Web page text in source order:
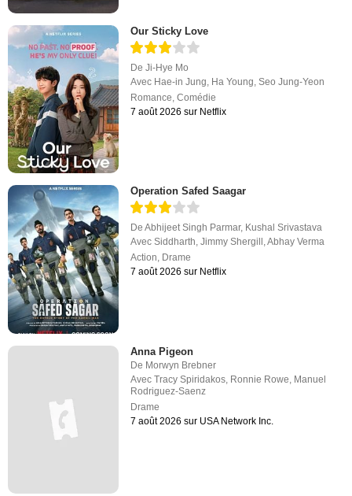
Our Sticky Love
DeJi-Hye Mo
Avec Hae-in Jung, Ha Young,Seo Jung-Yeon
Romance,Comédie
7 août 2026 sur Netflix
Operation Safed Saagar
DeAbhijeet Singh Parmar, Kushal Srivastava
AvecSiddharth,Jimmy Shergill ,Abhay Verma
Action, Drame
7 août 2026 sur Netflix
Anna Pigeon
De Morwyn Brebner
AvecTracy Spiridakos Ronnie Rowe Manuel
Rodriguez-Saenz
Drame
7 août 2026 sur USA Network Inc.